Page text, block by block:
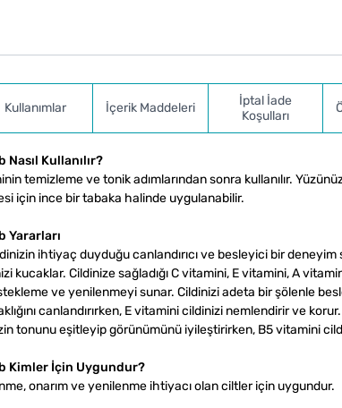
Kullanımlar İçerik Maddeleri
İptal İade
Koşulları
Kullanılır?
temizleme ve tonik adımlarından sonra kullanılır.
için ince bir tabaka halinde uygulanabilir.
Yararları
ihtiyaç duyduğu canlandırıcı ve besleyici bir
kucaklar. Cildinize sağladığı C vitamini, E vitamini, A
ve yenilenmeyi sunar. Cildinizi adeta bir şölenle
canlandırırken, E vitamini cildinizi nemlendirir ve
tonunu eşitleyip görünümünü iyileştirirken, B5 vitamini
Kimler İçin Uygundur?
onarım ve yenilenme ihtiyacı olan ciltler için uygundur.